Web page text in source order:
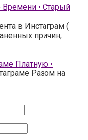
Времени • Старый
в Инстаграм (
причин,
Платную •
Разом на